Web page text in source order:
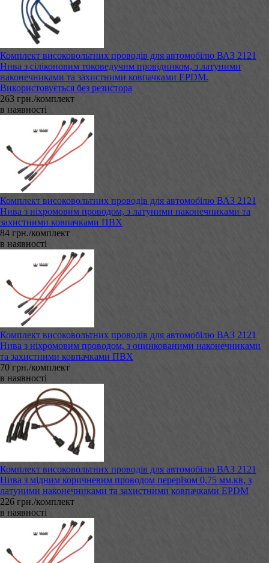
Комплект високовольтних проводів для автомобілю ВАЗ 2121
Нива з сіліконовим токоведучим провідником, з латуними
наконечниками та захистними ковпачками EPDM.
Використовується без резистора
263 грн./комплект
в наявності
Комплект високовольтних проводів для автомобілю ВАЗ 2121
Нива з ніхромовим проводом, з латуними наконечниками та
захистними ковпачками ПВХ
84 грн./комплект
в наявності
Комплект високовольтних проводів для автомобілю ВАЗ 2121
Нива з ніхромовим проводом, з оцинкованими наконечниками
та захистними ковпачками ПВХ
70 грн./комплект
в наявності
Комплект високовольтних проводів для автомобілю ВАЗ 2121
Нива з мідним коричневим проводом перерізом 0,75 мм.кв, з
латуними наконечниками та захистними ковпачками EPDM
226 грн./комплект
в наявності